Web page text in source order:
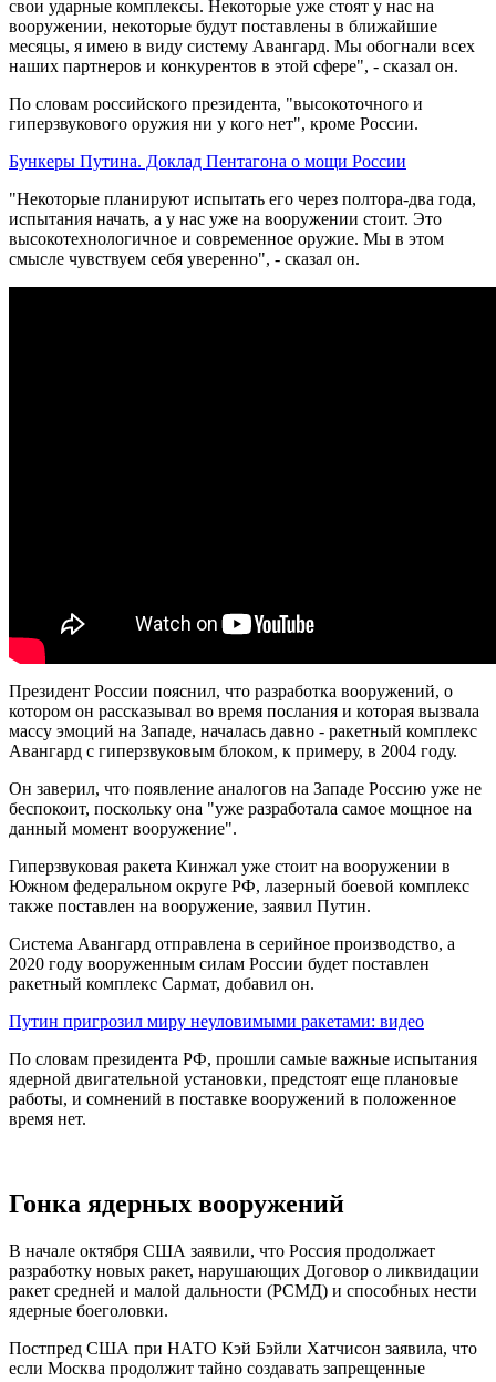
свои ударные комплексы. Некоторые уже стоят у нас на
вооружении, некоторые будут поставлены в ближайшие
месяцы, я имею в виду систему Авангард. Мы обогнали всех
наших партнеров и конкурентов в этой сфере", - сказал он.
По словам российского президента, "высокоточного и
гиперзвукового оружия ни у кого нет", кроме России.
Бункеры Путина. Доклад Пентагона о мощи России
"Некоторые планируют испытать его через полтора-два года,
испытания начать, а у нас уже на вооружении стоит. Это
высокотехнологичное и современное оружие. Мы в этом
смысле чувствуем себя уверенно", - сказал он.
Президент России пояснил, что разработка вооружений, о
котором он рассказывал во время послания и которая вызвала
массу эмоций на Западе, началась давно - ракетный комплекс
Авангард с гиперзвуковым блоком, к примеру, в 2004 году.
Он заверил, что появление аналогов на Западе Россию уже не
беспокоит, поскольку она "уже разработала самое мощное на
данный момент вооружение".
Гиперзвуковая ракета Кинжал уже стоит на вооружении в
Южном федеральном округе РФ, лазерный боевой комплекс
также поставлен на вооружение, заявил Путин.
Система Авангард отправлена в серийное производство, а
2020 году вооруженным силам России будет поставлен
ракетный комплекс Сармат, добавил он.
Путин пригрозил миру неуловимыми ракетами: видео
По словам президента РФ, прошли самые важные испытания
ядерной двигательной установки, предстоят еще плановые
работы, и сомнений в поставке вооружений в положенное
время нет.
Гонка ядерных вооружений
В начале октября США заявили, что Россия продолжает
разработку новых ракет, нарушающих Договор о ликвидации
ракет средней и малой дальности (РСМД) и способных нести
ядерные боеголовки.
Постпред США при НАТО Кэй Бэйли Хатчисон заявила, что
если Москва продолжит тайно создавать запрещенные